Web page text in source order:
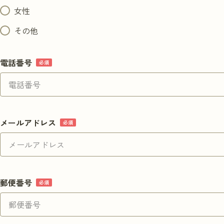
女性
その他
電話番号
メールアドレス
郵便番号